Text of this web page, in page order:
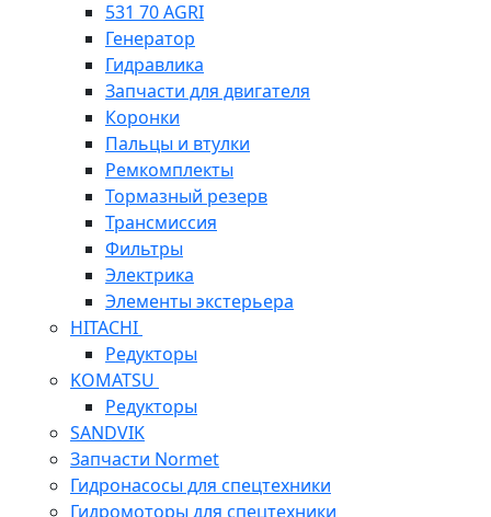
531 70 AGRI
Генератор
Гидравлика
Запчасти для двигателя
Коронки
Пальцы и втулки
Ремкомплекты
Тормазный резерв
Трансмиссия
Фильтры
Электрика
Элементы экстерьера
HITACHI
Редукторы
KOMATSU
Редукторы
SANDVIK
Запчасти Normet
Гидронасосы для спецтехники
Гидромоторы для спецтехники